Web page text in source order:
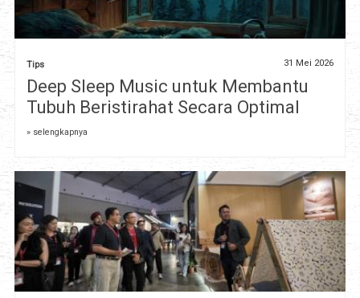
Tips 31 Mei 2026
Deep Sleep Music untuk Membantu
Tubuh Beristirahat Secara Optimal
» selengkapnya